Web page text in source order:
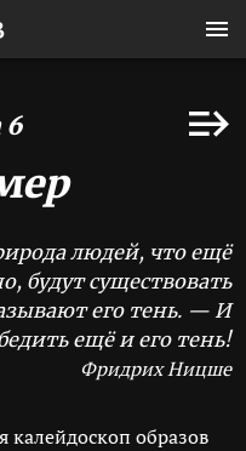
6
людей, что ещё
будут существовать
его тень. — И
ещё и его тень!
Фридрих Ницше
образов